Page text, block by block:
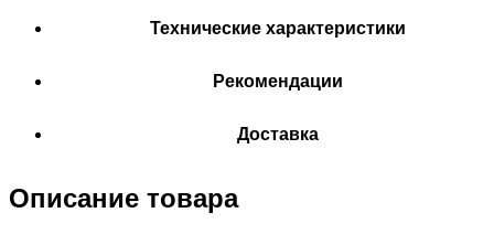
Технические характеристики
Рекомендации
Доставка
Описание товара